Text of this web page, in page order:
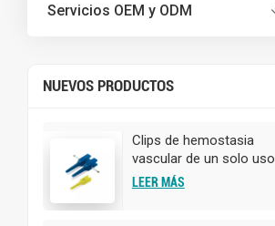
Servicios OEM y ODM
NUEVOS PRODUCTOS
Clips de hemostasia
vascular de un solo uso
para cirugía
LEER MÁS